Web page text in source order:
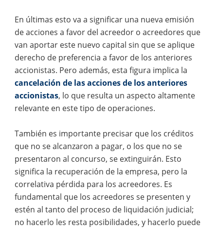
En últimas esto va a significar una nueva emisión
de acciones a favor del acreedor o acreedores que
van aportar este nuevo capital sin que se aplique
derecho de preferencia a favor de los anteriores
accionistas. Pero además, esta figura implica la
cancelación de las acciones de los anteriores
accionistas, lo que resulta un aspecto altamente
relevante en este tipo de operaciones.
También es importante precisar que los créditos
que no se alcanzaron a pagar, o los que no se
presentaron al concurso, se extinguirán. Esto
significa la recuperación de la empresa, pero la
correlativa pérdida para los acreedores. Es
fundamental que los acreedores se presenten y
estén al tanto del proceso de liquidación judicial;
no hacerlo les resta posibilidades, y hacerlo puede